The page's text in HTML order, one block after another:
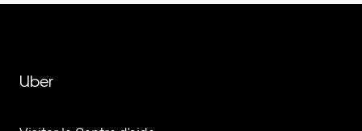
Uber